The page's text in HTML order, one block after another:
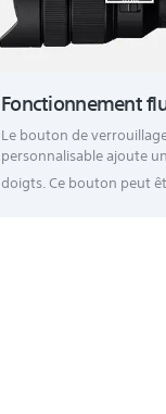
Fonctionnement
Le bouton de
personnalisable ajoute
doigts. Ce bouton peut